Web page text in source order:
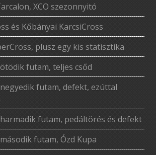
XCO szezonnyitó
és Kőbányai KarcsiCross
plusz egy kis statisztika
futam, teljes csőd
futam, defekt, ezúttal
harmadik futam, pedáltörés és defekt
futam, Ózd Kupa